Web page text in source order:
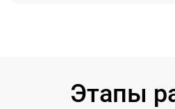
Этапы